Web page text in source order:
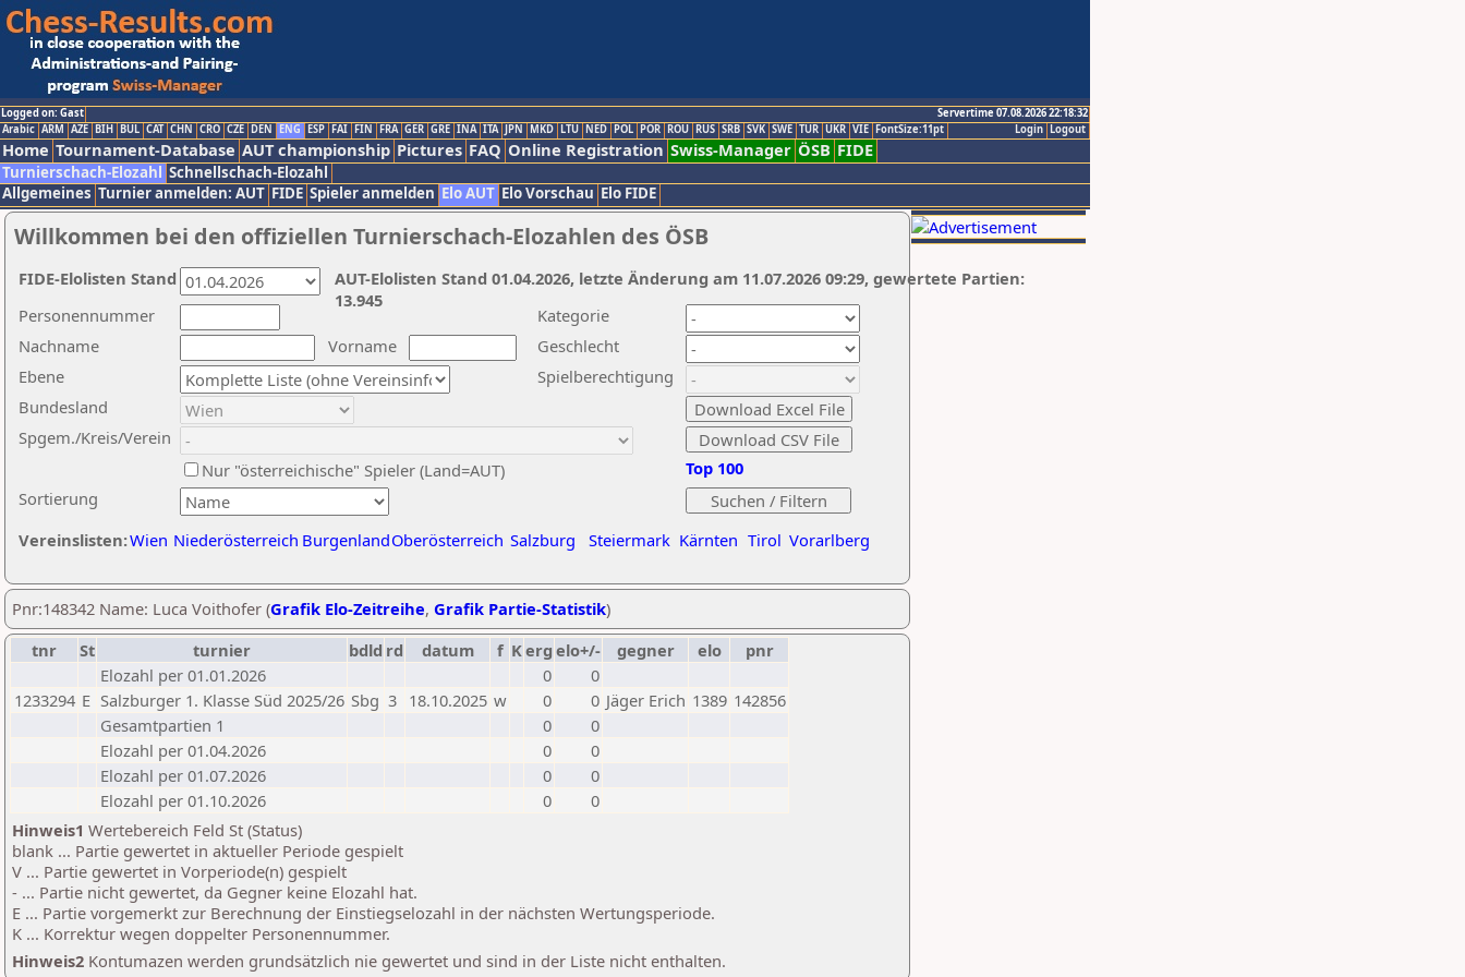
Logged on: Gast
Servertime 07.08.2026 22:18:32
Logout
Login
Arabic ARM AZE BIH BUL CAT CHN CRO CZE DEN ENG ESP FAI FIN FRA GER GRE INA ITA JPN MKD LTU NED POL POR ROU RUS SRB SVK SWE TUR UKR VIE FontSize:11pt
Home Tournament-Database AUT championship Pictures FAQ Online Registration Swiss-Manager ÖSB FIDE
Turnierschach-Elozahl Schnellschach-Elozahl
Allgemeines Turnier anmelden: AUT FIDE Spieler anmelden Elo AUT Elo Vorschau Elo FIDE
Willkommen bei den offiziellen Turnierschach-Elozahlen des ÖSB
Nachname
Vorname
Ebene
Kategorie
Sortierung
Personennummer
Bundesland
Spgem./Kreis/Verein
Geschlecht
Nur "österreichische" Spieler (Land=AUT)
Spielberechtigung
Vereinslisten:Wien Niederösterreich BurgenlandOberösterreich Salzburg Steiermark Kärnten Tirol Vorarlberg
Top 100
AUT-Elolisten Stand 01.04.2026, letzte Änderung am 11.07.2026 09:29, gewertete Partien:
13.945
FIDE-Elolisten Stand
Pnr:148342 Name: Luca Voithofer (Grafik Elo-Zeitreihe, Grafik Partie-Statistik)
tnr
St turnier bdld rd datum f Kerg elo+/- gegner elo
pnr
Elozahl per 01.01.2026
0
0
1233294 E Salzburger 1. Klasse Süd 2025/26 Sbg 3 18.10.2025 w 0 0 Jäger Erich 1389 142856
Gesamtpartien 1
0
0
Elozahl per 01.04.2026
0
0
Elozahl per 01.07.2026
0
0
Elozahl per 01.10.2026
0
0
Hinweis1 Wertebereich Feld St (Status)
blank ... Partie gewertet in aktueller Periode gespielt
V ... Partie gewertet in Vorperiode(n) gespielt
- ... Partie nicht gewertet, da Gegner keine Elozahl hat.
E ... Partie vorgemerkt zur Berechnung der Einstiegselozahl in der nächsten Wertungsperiode.
K ... Korrektur wegen doppelter Personennummer.
Hinweis2 Kontumazen werden grundsätzlich nie gewertet und sind in der Liste nicht enthalten.